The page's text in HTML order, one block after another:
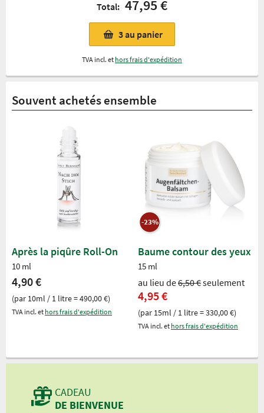
Total: 47,95 €
3au panier
TVA incl. et hors frais d'expédition
Souvent achetés ensemble
Après la piqûre Roll-On
10 ml
4,90 €
(par 10ml / 1 litre = 490,00 €)
TVA incl. et hors frais d'expédition
-23%
Baume contour des yeux
15 ml
au lieu de6,50 €seulement
4,95 €
(par 15ml / 1 litre = 330,00 €)
TVA incl. et hors frais d'expédition
CADEAU
DE BIENVENUE